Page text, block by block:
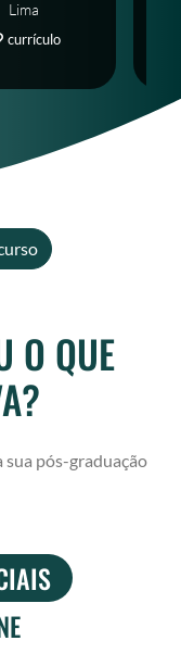
Lima
currículo
O QUE
sua pós-graduação